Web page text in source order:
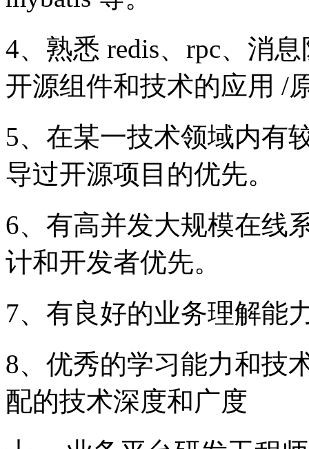
4、熟悉 redis、rpc、消
开源组件和技术的应用 /
5、在某一技术领域内有
导过开源项目的优先。
6、有高并发大规模在线
计和开发者优先。
7、有良好的业务理解能
8、优秀的学习能力和技
配的技术深度和广度